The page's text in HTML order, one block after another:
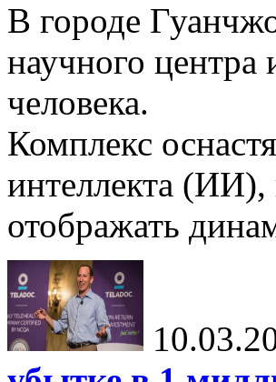
В городе
научного центра
человека.
Комплекс
интеллекта
отображать